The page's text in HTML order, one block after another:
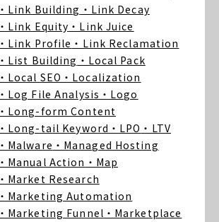
・Link Building ・Link Decay
・Link Equity ・Link Juice
・Link Profile ・Link Reclamation
・List Building ・Local Pack
・Local SEO ・Localization
・Log File Analysis ・Logo
・Long-form Content
・Long-tail Keyword ・LPO ・LTV
・Malware ・Managed Hosting
・Manual Action ・Map
・Market Research
・Marketing Automation
・Marketing Funnel ・Marketplace